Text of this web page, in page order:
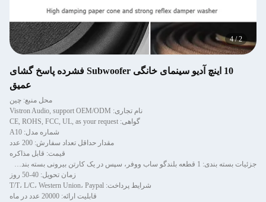
2
/
4
10 اینچ آدیو سینمای خانگی Subwoofer فشرده پاسخ گشای
عمیق
محل منبع: چین
نام تجاری: Vistron Audio, support OEM/ODM
گواهی: CE, ROHS, FCC, UL, as your request
شماره مدل: A10
مقدار حداقل تعداد سفارش: 200 عدد
قیمت: قابل مذاکره
جزئیات بسته بندی: 1 قطعه بلندگو ساب ووفر، سپس در یک کارتن بیرونی بسته بندی شده است.
زمان تحویل: 40-50 روز
شرایط پرداخت: T/T، L/C، Western Union، Paypal
قابلیت ارائه: 20000 عدد در ماه